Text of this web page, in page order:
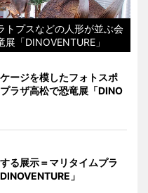
トプスなどの人形が並ぶ会
「DINOVENTURE」
ージを模したフォトスポ
ラザ高松で恐竜展「DINO
る展示＝マリタイムプラ
」